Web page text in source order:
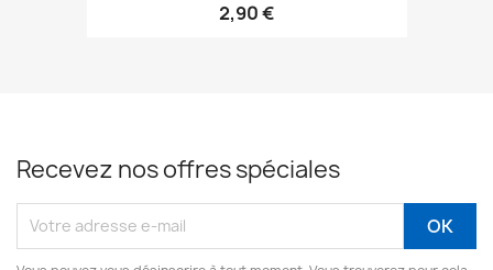
2,90 €
Recevez nos offres spéciales